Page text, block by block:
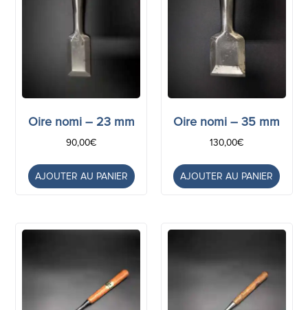
Oire nomi – 23 mm
90,00€
AJOUTER AU PANIER
Oire nomi – 35 mm
130,00€
AJOUTER AU PANIER